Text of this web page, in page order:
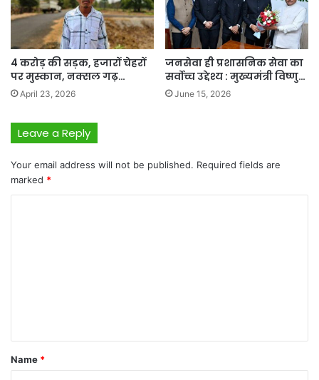
4 करोड़ की सड़क, हजारों चेहरों
पर मुस्कान, नक्सल गढ़…
April 23, 2026
जनसेवा ही प्रशासनिक सेवा का
सर्वोच्च उद्देश्य : मुख्यमंत्री विष्णु…
June 15, 2026
Leave a Reply
Your email address will not be published. Required fields are
marked *
*
Name *